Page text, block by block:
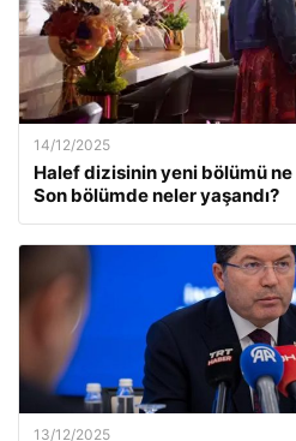
14/12/2025
Halef dizisinin yeni bölümü
Son bölümde neler yaşandı?
13/12/2025